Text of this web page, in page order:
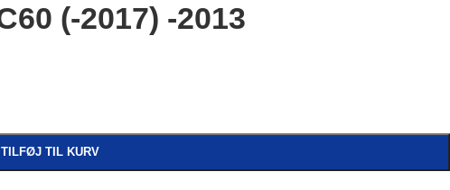
(-2017) -2013
TILFØJ TIL KURV